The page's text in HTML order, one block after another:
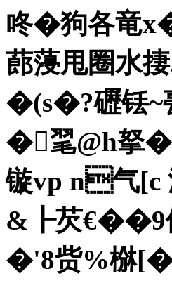
咚�狗各竜
蓢蓡甩圈水
�(s�?礰铥~
�毣@h拏
镟vp n气[c
&┠芡€��9
�'8赀%椕